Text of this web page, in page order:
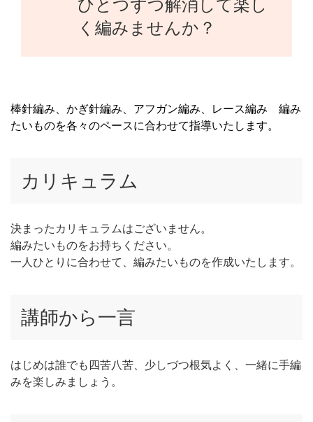
ひとつずつ解消して楽し
く編みませんか？
棒針編み、かぎ針編み、アフガン編み、レース編み 編み
たいものを各々のペースに合わせて指導いたします。
カリキュラム
決まったカリキュラムはございません。
編みたいものをお持ちください。
一人ひとりに合わせて、編みたいものを作成いたします。
講師から一言
はじめは誰でも四苦八苦、少しづつ根気よく、一緒に手編
みを楽しみましょう。